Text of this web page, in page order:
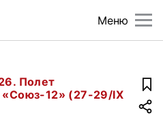
Меню
Полет
«Союз-12» (27-29/IX